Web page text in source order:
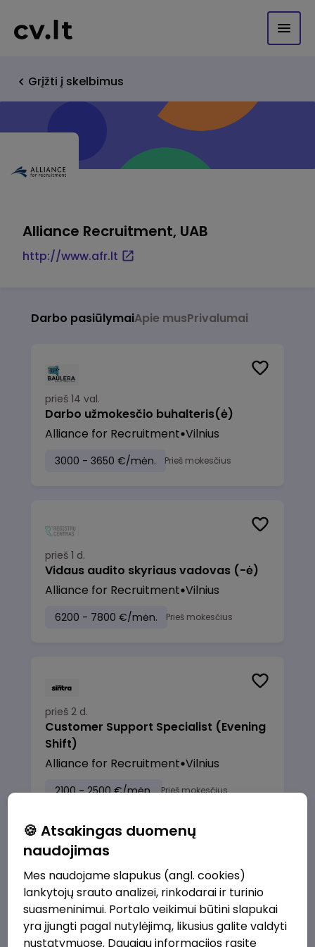
Grįžti į skelbimus
Alliance Recruitment, UAB
http://www.afr.lt
Darbo pasiūlymaiApie musPrivalumai
prieš 14 val.
Darbo užmokesčio buhalteris(ė)
Alliance for Recruitment Vilnius
3000 - 3650 €/mėn. Prieš mokesčius
prieš 1 d.
Vidaus audito skyriaus vadovas (-ė)
Alliance for Recruitment Vilnius
6200 - 7800 €/mėn. Prieš mokesčius
prieš 2 d.
Customer Support Specialist (Evening
Shift)
Alliance for Recruitment Vilnius
2100 - 2500 €/mėn. Prieš mokesčius
prieš 2 d.
Credit & Collections Specialist
(Italian/Spanish)
Alliance for Recruitment Vilnius
🍪 Atsakingas duomenų
naudojimas
Mes naudojame slapukus (angl. cookies)
lankytojų srauto analizei, rinkodarai ir turinio
suasmeninimui. Portalo veikimui būtini slapukai
yra įjungti pagal nutylėjimą, likusius galite valdyti
nustatymuose. Daugiau informacijos rasite